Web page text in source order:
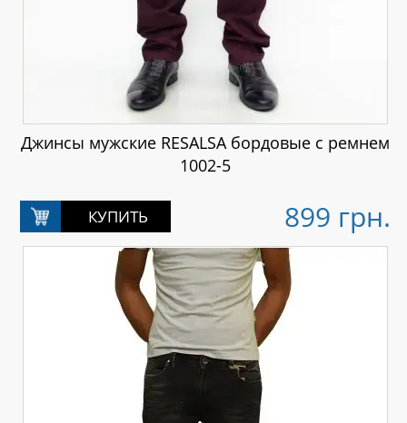
Джинсы мужские RESALSA бордовые с ремнем
1002-5
899 грн.